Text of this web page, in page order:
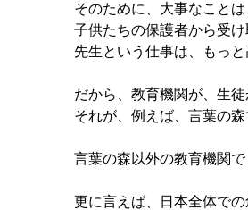
そのために、大事なことは
子供たちの保護者から受け
先生という仕事は、もっと
だから、教育機関が、生徒
それが、例えば、言葉の森
言葉の森以外の教育機関で
更に言えば、日本全体での